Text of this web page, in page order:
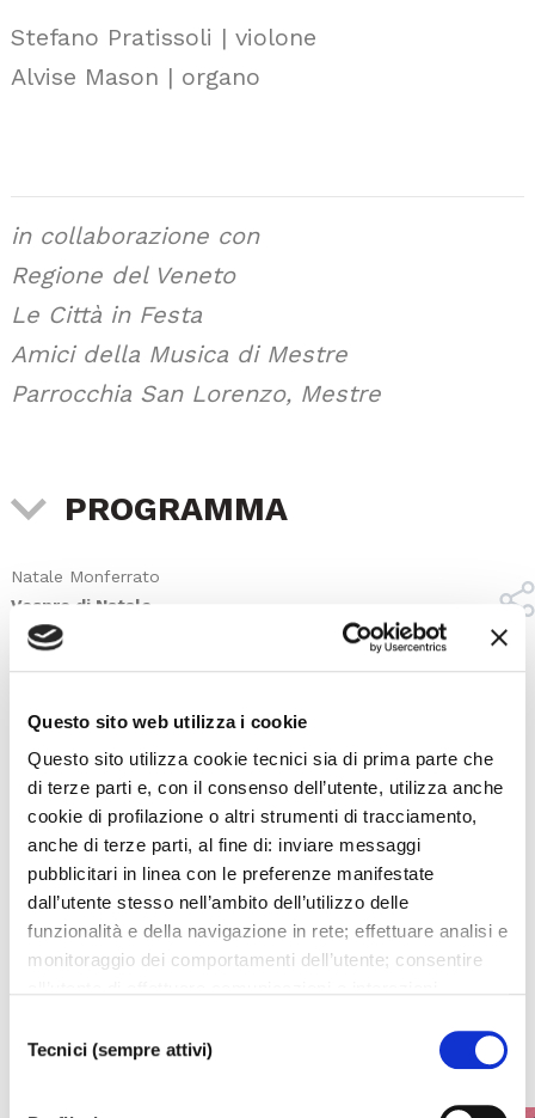
Questo sito web utilizza i cookie
Questo sito utilizza cookie tecnici sia di prima parte che
di terze parti e, con il consenso dell’utente, utilizza anche
cookie di profilazione o altri strumenti di tracciamento,
anche di terze parti, al fine di: inviare messaggi
pubblicitari in linea con le preferenze manifestate
dall’utente stesso nell’ambito dell’utilizzo delle
funzionalità e della navigazione in rete; effettuare analisi e
monitoraggio dei comportamenti dell’utente; consentire
TUTTI”, l’utente acconsente all’uso di tutti i cookie non
tecnici, inclusi quindi quelli di profilazione, analitici e
social. Il consenso è facoltativo e può essere revocato in
delTecnici (sempre attivi)
Stefano Pratissoli | violone
Alvise Mason | organo
in collaborazione con
Regione del Veneto
Le Città in Festa
Amici della Musica di Mestre
Parrocchia San Lorenzo, Mestre
PROGRAMMA
Natale Monferrato
Vespro di Natale
Ricostruzione di un vespro di Natale a San Marco nel
Upcoming events
All upcoming events from La Fenice or Malibran Theater